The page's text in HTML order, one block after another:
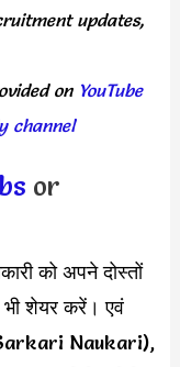
updates,
onYouTube
channel
or
को अपने दोस्तों
शेयर करें। एवं
(Sarkari Naukari),